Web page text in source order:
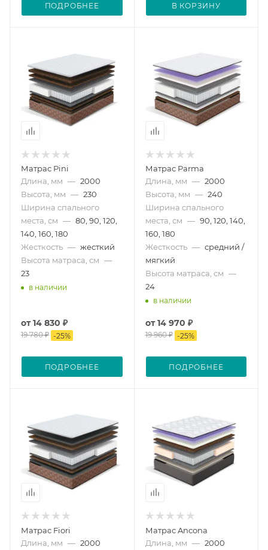
ПОДРОБНЕЕ В КОРЗИНУ
Матрас Pini
Длина, мм — 2000
Высота, мм — 230
Ширина спального
места, см — 80, 90, 120,
140, 160, 180
Жесткость — жесткий
Высота матраса, см —
23
в наличии
от14 830 ₽
19 780 ₽ -25%
ПОДРОБНЕЕ
Матрас Parma
Длина, мм — 2000
Высота, мм — 240
Ширина спального
места, см — 90, 120, 140,
160, 180
Жесткость — средний /
мягкий
Высота матраса, см —
24
в наличии
от14 970 ₽
19 960 ₽ -25%
ПОДРОБНЕЕ
Матрас Fiori
Длина, мм — 2000
Матрас Ancona
Длина, мм — 2000